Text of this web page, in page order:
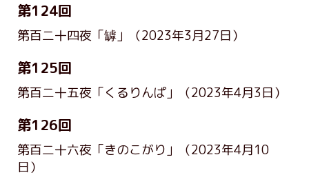
第124回
第百二十四夜「罅」 （2023年3月27日）
第125回
第百二十五夜「くるりんぱ」 （2023年4月3日）
第126回
第百二十六夜「きのこがり」
（2023年4月10
日）